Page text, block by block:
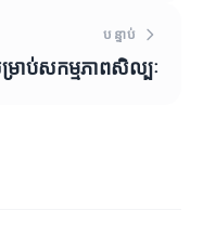
បន្ទាប់
ាប់សកម្មភាពសិល្បៈ